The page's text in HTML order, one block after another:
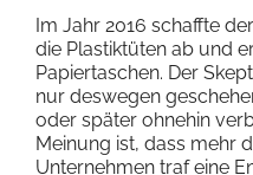
Im Jahr 2016 schaffte
die Plastiktüten ab und
Papiertaschen. Der
nur deswegen
oder später ohnehin
Meinung ist, dass mehr
Unternehmen traf eine